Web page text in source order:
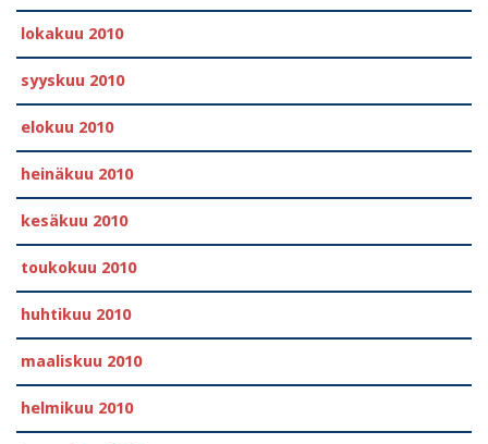
lokakuu 2010
syyskuu 2010
elokuu 2010
heinäkuu 2010
kesäkuu 2010
toukokuu 2010
huhtikuu 2010
maaliskuu 2010
helmikuu 2010